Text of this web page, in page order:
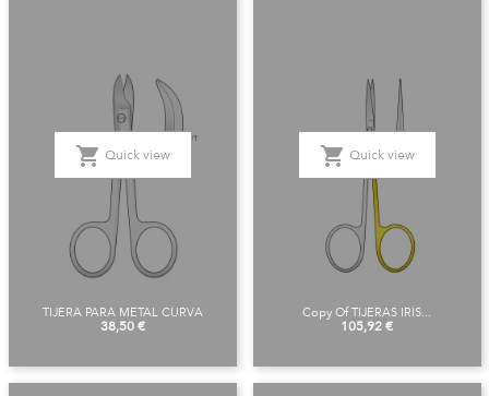
TIJERA PARA METAL CURVA
Price
38,50 €
shopping_cart Quick view
Copy Of TIJERAS IRIS...
Price
105,92 €
shopping_cart Quick view